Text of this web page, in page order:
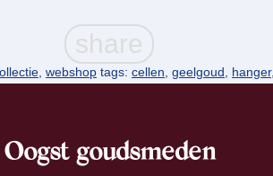
webshop tags: cellen geelgoud hanger,
Oogst goudsmeden